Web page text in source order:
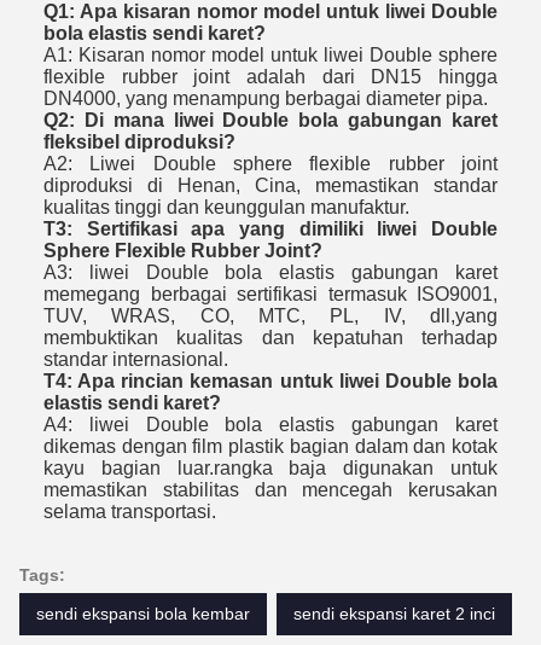
Q1: Apa kisaran nomor model untuk liwei Double
bola elastis sendi karet?
A1: Kisaran nomor model untuk liwei Double sphere
flexible rubber joint adalah dari DN15 hingga
DN4000, yang menampung berbagai diameter pipa.
Q2: Di mana liwei Double bola gabungan karet
fleksibel diproduksi?
A2: Liwei Double sphere flexible rubber joint
diproduksi di Henan, Cina, memastikan standar
kualitas tinggi dan keunggulan manufaktur.
T3: Sertifikasi apa yang dimiliki liwei Double
Sphere Flexible Rubber Joint?
A3: liwei Double bola elastis gabungan karet
memegang berbagai sertifikasi termasuk ISO9001,
TUV, WRAS, CO, MTC, PL, IV, dll,yang
membuktikan kualitas dan kepatuhan terhadap
standar internasional.
T4: Apa rincian kemasan untuk liwei Double bola
elastis sendi karet?
A4: liwei Double bola elastis gabungan karet
dikemas dengan film plastik bagian dalam dan kotak
kayu bagian luar.rangka baja digunakan untuk
memastikan stabilitas dan mencegah kerusakan
selama transportasi.
Tags:
sendi ekspansi bola kembar
sendi ekspansi karet 2 inci